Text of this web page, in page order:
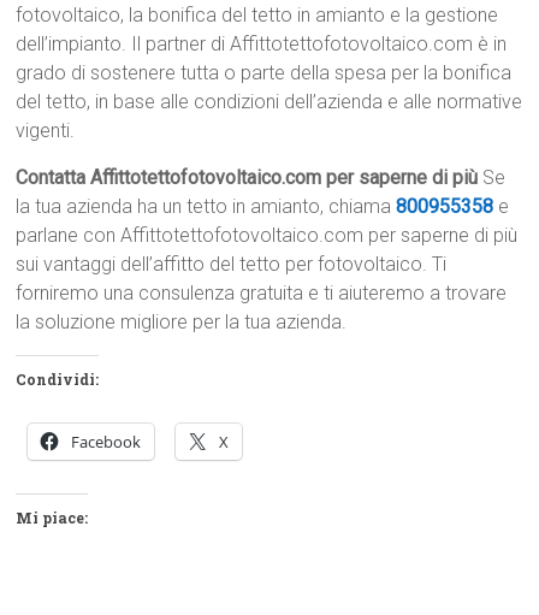
fotovoltaico, la bonifica del tetto in amianto e la gestione
dell’impianto. Il partner di Affittotettofotovoltaico.com è in
grado di sostenere tutta o parte della spesa per la bonifica
del tetto, in base alle condizioni dell’azienda e alle normative
vigenti.
Contatta Affittotettofotovoltaico.com per saperne di più Se
la tua azienda ha un tetto in amianto, chiama800955358 e
parlane con Affittotettofotovoltaico.com per saperne di più
sui vantaggi dell’affitto del tetto per fotovoltaico. Ti
forniremo una consulenza gratuita e ti aiuteremo a trovare
la soluzione migliore per la tua azienda.
Condividi:
Facebook X
Mi piace: